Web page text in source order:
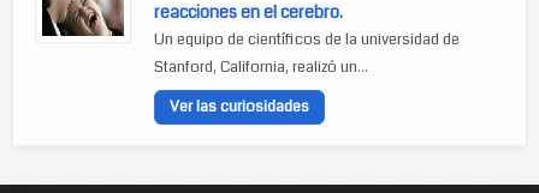
reacciones en el cerebro.
Un equipo de científicos de la universidad de
Stanford, California, realizó un...
Ver las curiosidades